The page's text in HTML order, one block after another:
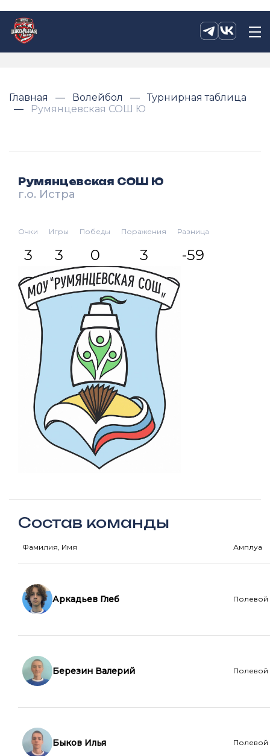
Главная Волейбол
Турнирная таблица
Румянцевская СОШ Ю
Румянцевская СОШ Ю
г.о. Истра
Очки
3
Игры
3
Победы
0
Поражения
3
Разница
-59
Состав команды
Фамилия, Имя Амплуа
Аркадьев Глеб Полевой
Березин Валерий Полевой
Быков Илья Полевой